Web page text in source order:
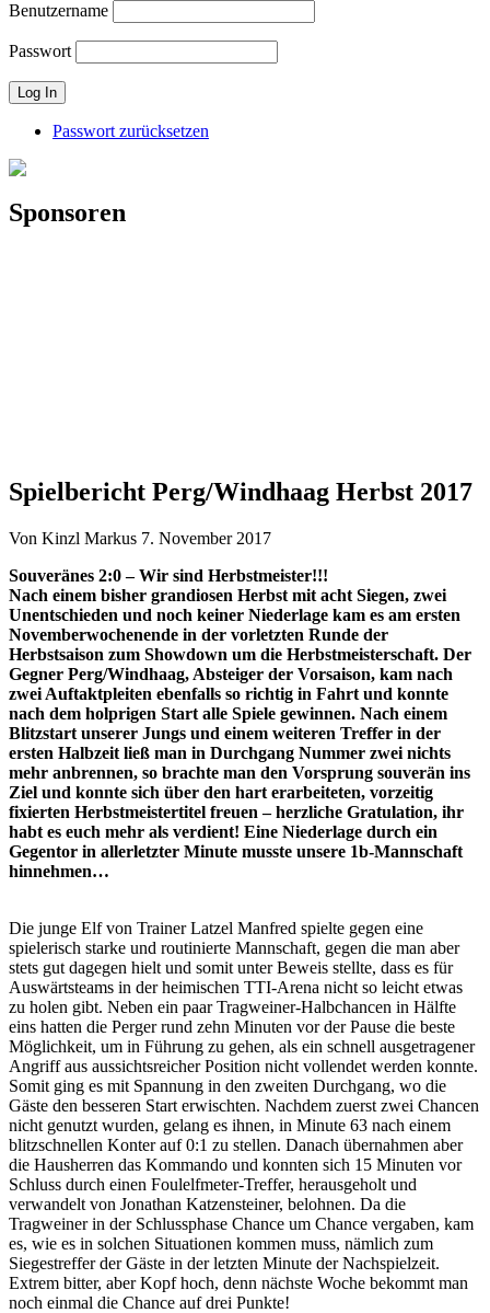
Benutzername
Passwort
Passwort zurücksetzen
Sponsoren
Spielbericht Perg/Windhaag Herbst 2017
Von Kinzl Markus 7. November 2017
Souveränes 2:0 – Wir sind Herbstmeister!!!
Nach einem bisher grandiosen Herbst mit acht Siegen, zwei
Unentschieden und noch keiner Niederlage kam es am ersten
Novemberwochenende in der vorletzten Runde der
Herbstsaison zum Showdown um die Herbstmeisterschaft. Der
Gegner Perg/Windhaag, Absteiger der Vorsaison, kam nach
zwei Auftaktpleiten ebenfalls so richtig in Fahrt und konnte
nach dem holprigen Start alle Spiele gewinnen. Nach einem
Blitzstart unserer Jungs und einem weiteren Treffer in der
ersten Halbzeit ließ man in Durchgang Nummer zwei nichts
mehr anbrennen, so brachte man den Vorsprung souverän ins
Ziel und konnte sich über den hart erarbeiteten, vorzeitig
fixierten Herbstmeistertitel freuen – herzliche Gratulation, ihr
habt es euch mehr als verdient! Eine Niederlage durch ein
Gegentor in allerletzter Minute musste unsere 1b-Mannschaft
hinnehmen…
Die junge Elf von Trainer Latzel Manfred spielte gegen eine
spielerisch starke und routinierte Mannschaft, gegen die man aber
stets gut dagegen hielt und somit unter Beweis stellte, dass es für
Auswärtsteams in der heimischen TTI-Arena nicht so leicht etwas
zu holen gibt. Neben ein paar Tragweiner-Halbchancen in Hälfte
eins hatten die Perger rund zehn Minuten vor der Pause die beste
Möglichkeit, um in Führung zu gehen, als ein schnell ausgetragener
Angriff aus aussichtsreicher Position nicht vollendet werden konnte.
Somit ging es mit Spannung in den zweiten Durchgang, wo die
Gäste den besseren Start erwischten. Nachdem zuerst zwei Chancen
nicht genutzt wurden, gelang es ihnen, in Minute 63 nach einem
blitzschnellen Konter auf 0:1 zu stellen. Danach übernahmen aber
die Hausherren das Kommando und konnten sich 15 Minuten vor
Schluss durch einen Foulelfmeter-Treffer, herausgeholt und
verwandelt von Jonathan Katzensteiner, belohnen. Da die
Tragweiner in der Schlussphase Chance um Chance vergaben, kam
es, wie es in solchen Situationen kommen muss, nämlich zum
Siegestreffer der Gäste in der letzten Minute der Nachspielzeit.
Extrem bitter, aber Kopf hoch, denn nächste Woche bekommt man
noch einmal die Chance auf drei Punkte!